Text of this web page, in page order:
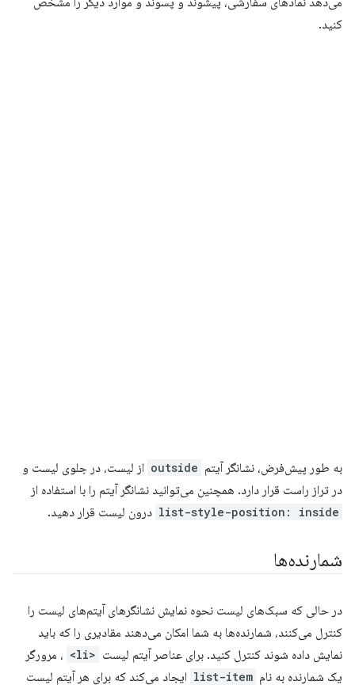
کنید.
به طور پیش‌فرض، نشانگر آیتم outside از لیست، در جلوی لیست و
در تراز راست قرار دارد. همچنین می‌توانید نشانگر آیتم را با استفاده از
list-style-position: inside درون لیست قرار دهید.
شمارنده‌ها
در حالی که سبک‌های لیست نحوه نمایش نشانگرهای آیتم‌های لیست را
کنترل می‌کنند، شمارنده‌ها به شما امکان می‌دهند مقادیری را که باید
نمایش داده شوند کنترل کنید. برای عناصر آیتم لیست <li>
، مرورگر
یک شمارنده به نام list-item ایجاد می‌کند که برای هر آیتم لیست